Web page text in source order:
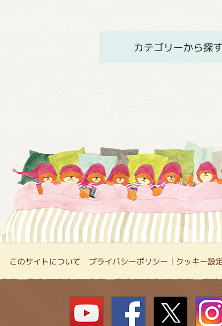
カテゴリーから探
このサイトについて プライバシーポリシー クッキー設